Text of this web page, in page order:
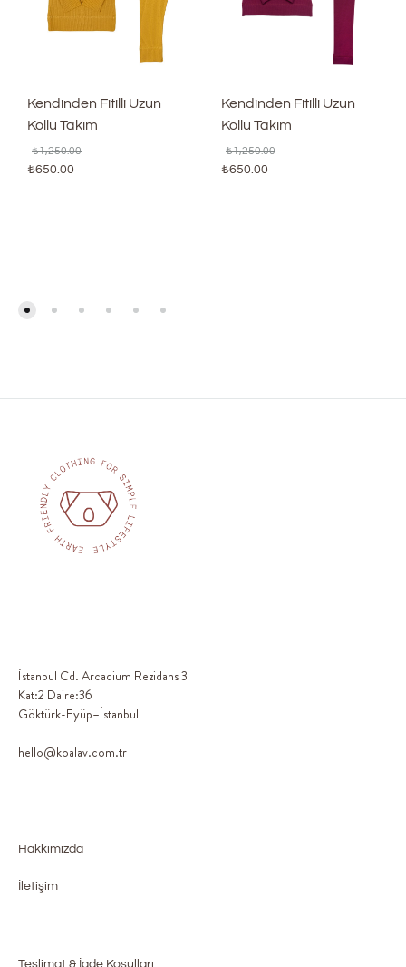
Kendinden Fitilli Uzun
Kollu Takım
₺1,250.00
₺650.00
Kendinden Fitilli Uzun
Kollu Takım
₺1,250.00
₺650.00
İstanbul Cd. Arcadium Rezidans 3
Kat:2 Daire:36
Göktürk-Eyüp–İstanbul
hello@koalav.com.tr
Hakkımızda
İletişim
Teslimat & İade Koşulları